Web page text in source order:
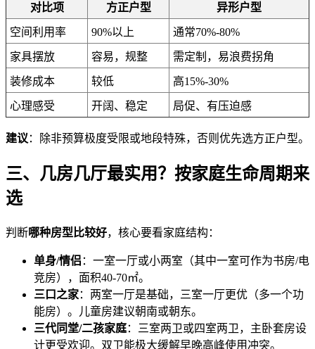
对比项 方正户型 异形户型
空间利用率 90%以上 通常70%-80%
家具摆放 容易，规整 需定制，易浪费拐角
装修成本 较低 高15%-30%
心理感受 开阔、稳定 局促、有压迫感
建议 ：除非预算极度受限或地段特殊，否则优先选方正户型。
三、几房几厅最实用？按家庭生命周期来
选
判断哪种房型比较好，核心要看家庭结构：
单身/情侣 ：一室一厅或小两室（其中一室可作为书房/电
竞房），面积40-70㎡。
三口之家：两室一厅是基础，三室一厅更优（多一个功
能房）。儿童房建议朝南或朝东。
三代同堂/二孩家庭：三室两卫或四室两卫，主卧套房设
计更受欢迎。双卫能极大缓解早晚高峰使用冲突。